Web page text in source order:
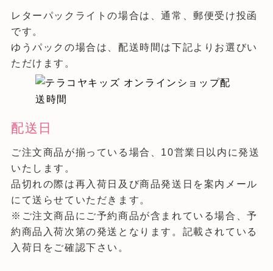
レターパックライトの場合は、通常、郵便受け投函
です。
ゆうパックの場合は、配送時間は下記よりお選びい
ただけます。
配送日
ご注文商品が揃っている場合、10営業日以内に発送
いたします。
品切れの際は再入荷日及び商品発送日を案内メール
にて送らせていただきます。
※ご注文商品にご予約商品が含まれている場合、予
約商品入荷次第の発送となります。記載されている
入荷日をご確認下さい。